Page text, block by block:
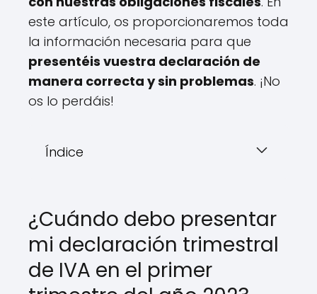
este artículo, os proporcionaremos toda
la información necesaria para que
presentéis vuestra declaración de
manera correcta y sin problemas. ¡No
os lo perdáis!
Índice
¿Cuándo debo presentar
mi declaración trimestral
de IVA en el primer